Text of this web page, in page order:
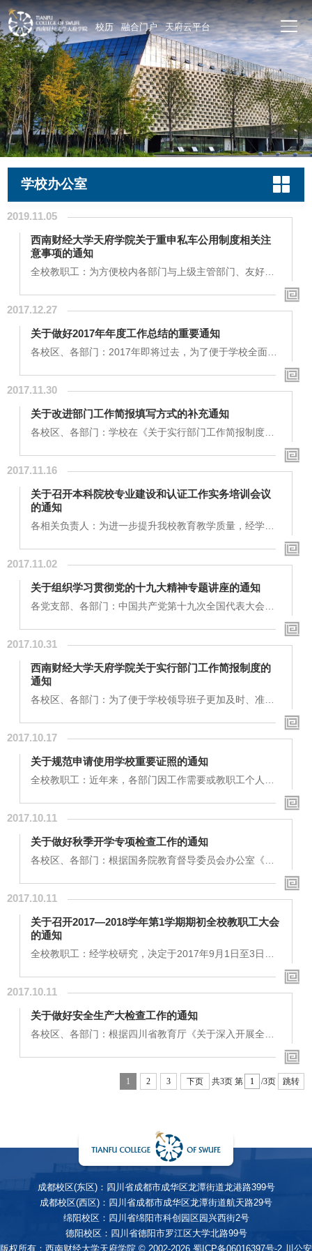
校历 融合门户 天府云平台
学校办公室
2019.11.05
西南财经大学天府学院关于重申私车公用制度相关注
意事项的通知
全校教职工：为方便校内各部门与上级主管部门、友好合
便捷，学校办学多年以来一直实行私车公用制度，效果较
好。但近来屡有部分教职工不遵照《私车公用管理办法》
销票据等违规情况发生。现重申私车公用使用和报销等注
意事项：1．使用人须在用车前发起私车公用申请流程；
2017.12.27
关于做好2017年年度工作总结的重要通知
各校区、各部门：2017年即将过去，为了便于学校全面、
题，为2018年工作提前做好部署，经学校研究决定，现要
求各校区、各部门和全体教职工开展2017年年度工作总
格对照学校2017年工作要点和本部门2017年工作计划，按
照“工作回顾、存在问题、下一步思路”三个方面进行总
落...
2017.11.30
关于改进部门工作简报填写方式的补充通知
各校区、各部门：学校在《关于实行部门工作简报制度的
话、喊口号、记流水账，力求言简意赅、求真务实”，但通
过对10月工作简报的检查，发现有相当一些部门在长篇累
步改进工作简报的填写方式，既减轻各部门的负担，又使
校领导更直观地了解，现由学校制定统一的表单，具体要
求如下：1.一件工作尽量用一句话阐述清楚，填写...
2017.11.16
关于召开本科院校专业建设和认证工作实务培训会议
的通知
各相关负责人：为进一步提升我校教育教学质量，经学校
长、高等教育质量评价专家周凌波先生，到我校做专业建
设和专业认证工作实务的咨询报告。现将具体安排通知如
11:30二、会议地点成都校区（西区）一号楼6楼大会议室
三、会议内容1、题目：国际范式，评建一体---本科院校专
2017.11.02
关于组织学习贯彻党的十九大精神专题讲座的通知
各党支部、各部门：中国共产党第十九次全国代表大会将
党的十九大精神，是我们学校当前和今后一个时期首要的
政治任务。为深入学习宣传贯彻党的十九大精神，经党委
学院院长唐晓勇教授到我校作学习贯彻党的十九大精神专
题讲座，具体安排如下：一、会议时间：2017年11月6日
（星期一）19：00二、会议地点：成都校区学术报告厅...
2017.10.31
西南财经大学天府学院关于实行部门工作简报制度的
通知
各校区、各部门：为了便于学校领导班子更加及时、准
究，决定从2017年11月起实行部门工作简报制度，现将具
体安排通知如下：1.各专业研究所、教学中心、行政部
工作简报主要对本部门当月开展的主要工作进行汇报，包
括工作进展情况、存在的问题、解决的举措等，切忌讲套
部...
2017.10.17
关于规范申请使用学校重要证照的通知
全校教职工：近年来，各部门因工作需要或教职工个人因
障学校和教职工的权益不受损害，现对学校重要证照的申
请使用进行严格规范。安排如下：一、申请证照类型1、民
证、组织机构代码证、税务登记证实行“三证合一”制
度）；2、办学许可证。二、申请流程1、需要使用民办非
2017.10.11
关于做好秋季开学专项检查工作的通知
各校区、各部门：根据国务院教育督导委员会办公室《关
督办函[2017]48号）的工作要求，为确保2017年开学工作
顺序有序进行，切实维护校园安全稳定，以新作风、新气
日至9月8日组织开展秋季开学专项检查工作。具体安排如
下：一、任务分工（一）学生发展中心1.责任人：高亮、
罗平、金晶2.检查重点：（1）新生是否按时入学，...
2017.10.11
关于召开2017—2018学年第1学期期初全校教职工大会
的通知
全校教职工：经学校研究，决定于2017年9月1日至3日召
排1. 9月1日上午9点30分至下午16点30分，在绵阳校区学
术报告厅召开全校大会，全体教职工参会；2. 9月2日至3
分组讨论。二、大会议程1.党委书记徐天春发表讲话2.校
长蒲果泉发表讲话3.其余校领导就各自分管工作，通报上
2017.10.11
关于做好安全生产大检查工作的通知
各校区、各部门：根据四川省教育厅《关于深入开展全省
号）的工作安排，经学校研究决定，以平安校园建设为抓
手，结合新生开学重点工作，在全校范围内开展安全生产
大检查。具体安排如下：一、任务分工1、后勤服务中心
1 2 3 下页 共3页 第 /3页 跳转
成都校区(东区)：四川省成都市成华区龙潭街道龙港路399号
成都校区(西区)：四川省成都市成华区龙潭街道航天路29号
绵阳校区：四川省绵阳市科创园区园兴西街2号
德阳校区：四川省德阳市罗江区大学北路99号
版权所有：西南财经大学天府学院 © 2002-2026 蜀ICP备06016397号-2 川公安